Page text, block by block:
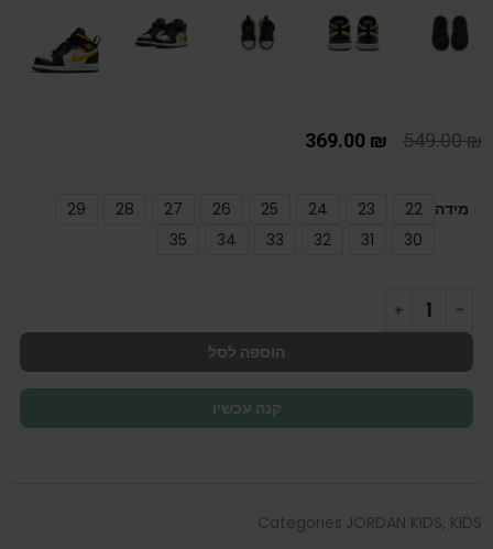
549.00₪
369.00 ₪
מידה 22
23
24
25
26
27
28
29
30
31
32
33
34
35
הוספה לסל
קנה עכשיו
Categories JORDAN KIDS, KIDS